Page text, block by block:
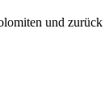
und zurück